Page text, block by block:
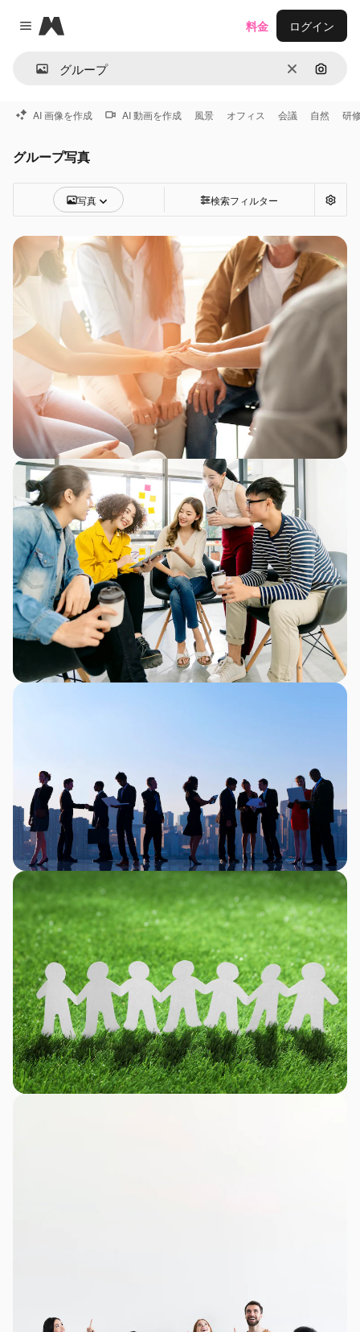
Close menu
Magnific
消去 画像で
料金 ログイン
AI 画像を作成 AI 動画を作成 風景 オフィス 会議 自然 研
グループ写真
写真 検索フィルター